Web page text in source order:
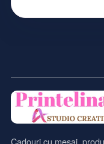
Cadouri cu mesaj,